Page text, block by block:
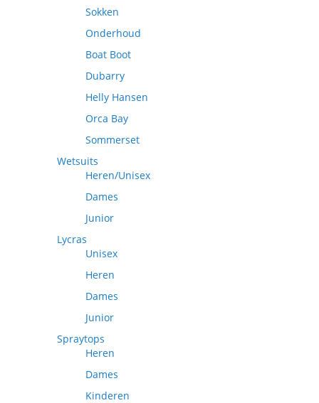
Sokken
Onderhoud
Boat Boot
Dubarry
Helly Hansen
Orca Bay
Sommerset
Wetsuits
Heren/Unisex
Dames
Junior
Lycras
Unisex
Heren
Dames
Junior
Spraytops
Heren
Dames
Kinderen